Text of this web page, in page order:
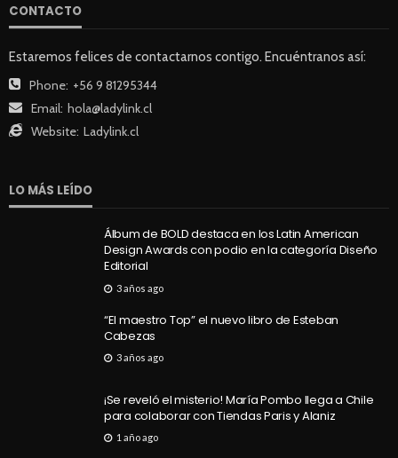
Cada minuto cuenta: las señales de un infarto que
no siempre son evidentes
Andrea Essus 2 horas ago
5 decisiones que marcan la diferencia en tu
3 horas ago 35
CONTACTO
Estaremos felices de contactarnos contigo. Encuéntranos así:
Phone: +56 9 81295344
Email: hola@ladylink.cl
Website: Ladylink.cl
LO MÁS LEÍDO
Álbum de BOLD destaca en los Latin American
Design Awards con podio en la categoría Diseño
Editorial
3 años ago
“El maestro Top” el nuevo libro de Esteban
Cabezas
3 años ago
¡Se reveló el misterio! María Pombo llega a Chile
para colaborar con Tiendas Paris y Alaniz
1 año ago